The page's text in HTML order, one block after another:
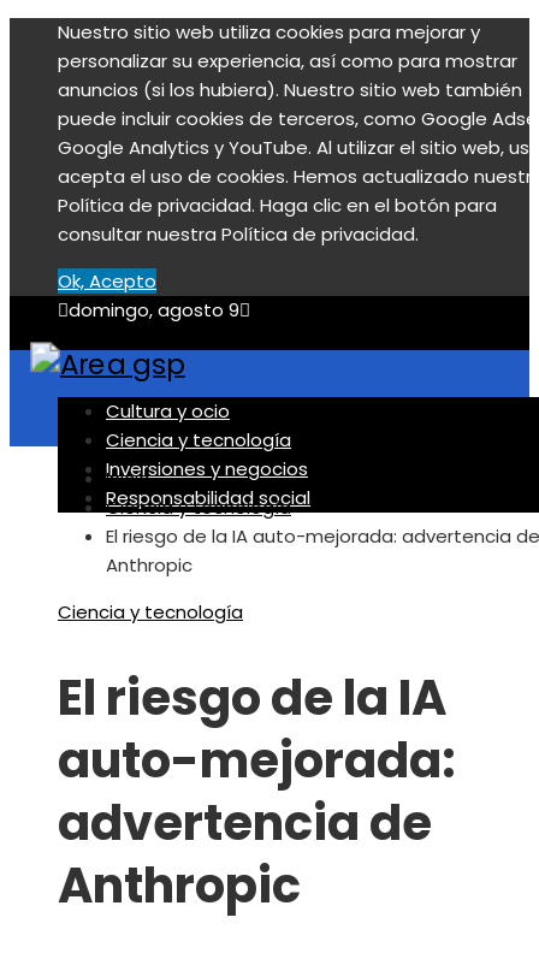
Nuestro sitio web utiliza cookies para mejorar y
personalizar su experiencia, así como para mostrar
anuncios (si los hubiera). Nuestro sitio web también
puede incluir cookies de terceros, como Google
Google Analytics y YouTube. Al utilizar el sitio web,
acepta el uso de cookies. Hemos actualizado
Política de privacidad. Haga clic en el botón para
consultar nuestra Política de privacidad.
Ok, Acepto
domingo, agosto 9
Cultura y ocio
Ciencia y tecnología
Inversiones y negocios
Responsabilidad social
Inicio
Ciencia y tecnología
El riesgo de la IA auto-mejorada: advertencia de
Anthropic
Ciencia y tecnología
El riesgo de la IA
auto-mejorada:
advertencia de
Anthropic